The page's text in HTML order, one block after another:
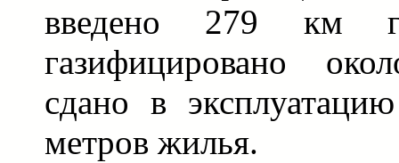
введено 279 км
газифицировано
сдано в
метров жилья.